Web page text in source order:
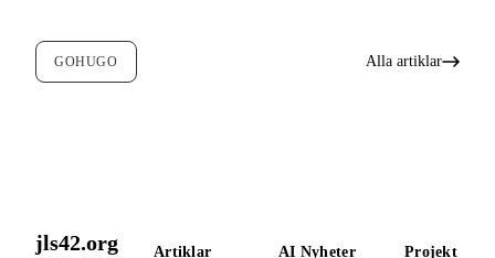
GOHUGO Alla artiklar
jls42.org Artiklar AI Nyheter Projekt